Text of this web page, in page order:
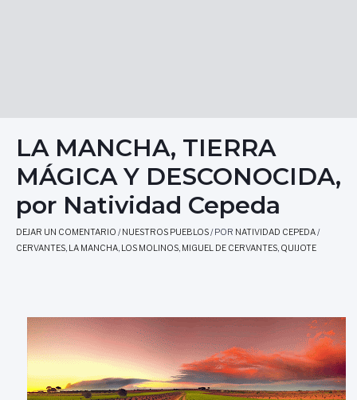
LA MANCHA, TIERRA
MÁGICA Y DESCONOCIDA,
por Natividad Cepeda
DEJAR UN COMENTARIO /NUESTROS PUEBLOS/ POR NATIVIDAD CEPEDA/
CERVANTES, LA MANCHA, LOS MOLINOS, MIGUEL DE CERVANTES, QUIJOTE